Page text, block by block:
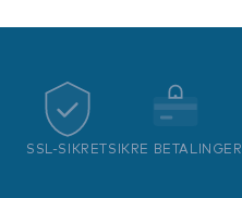
SSL-SIKRET SIKRE BETALINGER